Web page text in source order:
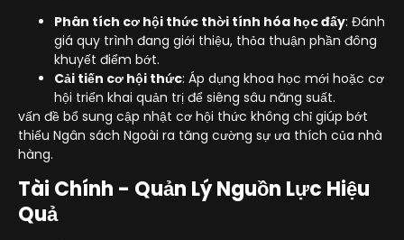
Phân tích cơ hội thức thời tính hóa học đấy: Đánh
giá quy trình đang giới thiệu, thỏa thuận phần đông
khuyết điểm bớt.
Cải tiến cơ hội thức: Áp dụng khoa học mới hoặc cơ
hội triển khai quản trị để siêng sâu năng suất.
vấn đề bổ sung cập nhật cơ hội thức không chỉ giúp bớt
thiểu Ngân sách Ngoài ra tăng cường sự ưa thích của nhà
hàng.
Tài Chính - Quản Lý Nguồn Lực Hiệu
Quả